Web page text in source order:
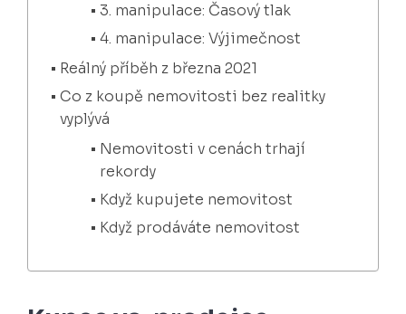
3. manipulace: Časový tlak
4. manipulace: Výjimečnost
Reálný příběh z března 2021
Co z koupě nemovitosti bez realitky
vyplývá
Nemovitosti v cenách trhají
rekordy
Když kupujete nemovitost
Když prodáváte nemovitost